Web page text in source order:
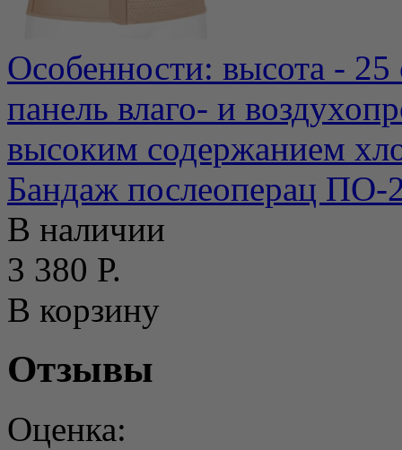
Особенности: высота -
панель влаго- и
высоким содержанием
Бандаж послеоперац ПО-
В наличии
3 380 Р.
В корзину
Отзывы
Оценка: